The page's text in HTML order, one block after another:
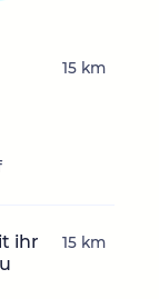
15 km
ihr
15 km